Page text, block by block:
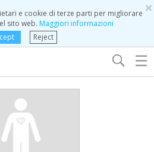
×
e cookie di terze parti per migliorare
sito web. Maggiori informazioni
Reject
☰